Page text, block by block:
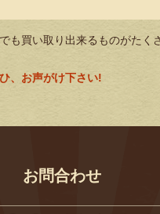
も買い取り出来るものがたく
、お声がけ下さい!
お問合わせ